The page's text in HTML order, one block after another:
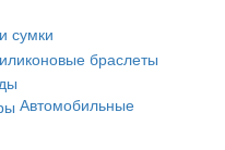
сумки
браслеты
Автомобильные